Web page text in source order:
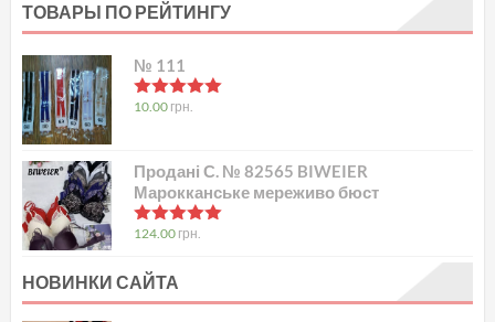
ТОВАРЫ ПО РЕЙТИНГУ
№ 111
в 5.00з 5
10.00 грн.
Продані С. № 82565 BIWEIER
Марокканське мереживо бюст
в5.00з 5
124.00 грн.
НОВИНКИ САЙТА